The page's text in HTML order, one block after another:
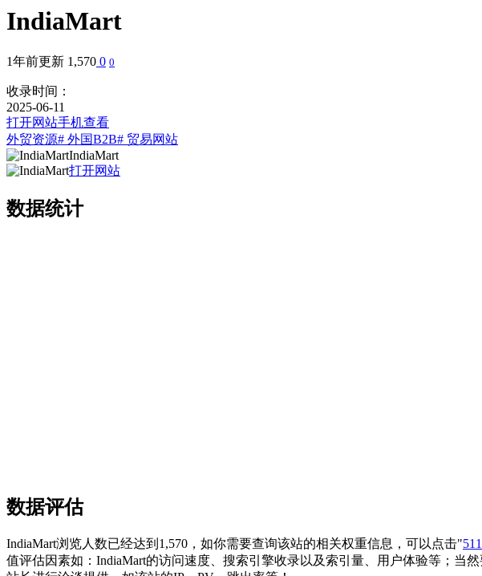
IndiaMart
1年前更新 1,570 0 0
收录时间：
2025-06-11
打开网站手机查看
外贸资源# 外国B2B# 贸易网站
IndiaMart
打开网站
数据统计
数据评估
IndiaMart浏览人数已经达到1,570，如你需要查询该站的相关权重信息，可以点击"
值评估因素如：IndiaMart的访问速度、搜索引擎收录以及索引量、用户体验等；当